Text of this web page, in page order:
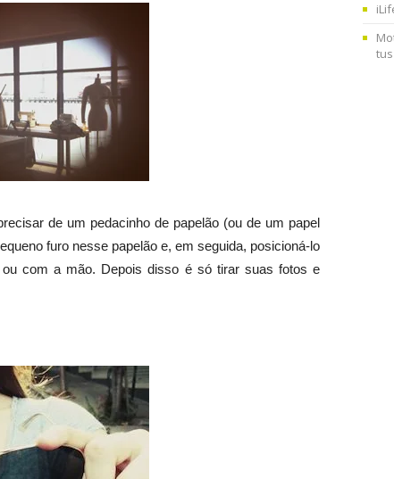
de um pedacinho de papelão (ou de um papel
furo nesse papelão e, em seguida, posicioná-lo
com a mão. Depois disso é só tirar suas fotos e